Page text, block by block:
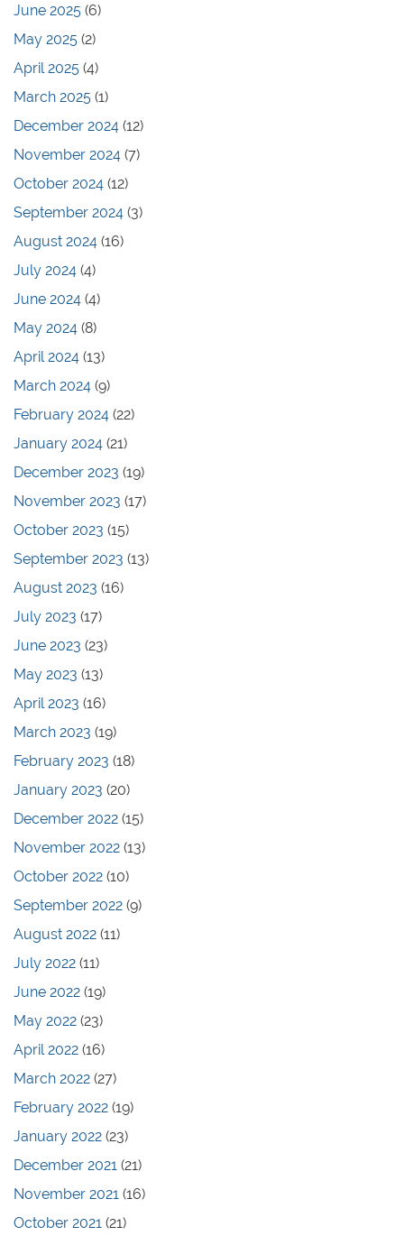
June 2025 (6)
May 2025 (2)
April 2025 (4)
March 2025 (1)
December 2024 (12)
November 2024 (7)
October 2024 (12)
September 2024 (3)
August 2024 (16)
July 2024 (4)
June 2024 (4)
May 2024 (8)
April 2024 (13)
March 2024 (9)
February 2024 (22)
January 2024 (21)
December 2023 (19)
November 2023 (17)
October 2023 (15)
September 2023 (13)
August 2023 (16)
July 2023 (17)
June 2023 (23)
May 2023 (13)
April 2023 (16)
March 2023 (19)
February 2023 (18)
January 2023 (20)
December 2022 (15)
November 2022 (13)
October 2022 (10)
September 2022 (9)
August 2022 (11)
July 2022 (11)
June 2022 (19)
May 2022 (23)
April 2022 (16)
March 2022 (27)
February 2022 (19)
January 2022 (23)
December 2021 (21)
November 2021 (16)
October 2021 (21)